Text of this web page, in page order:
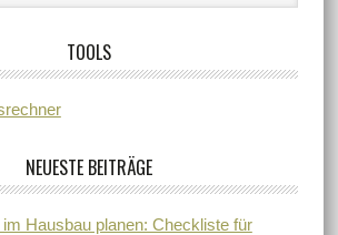
TOOLS
NEUESTE BEITRÄGE
Hausbau planen: Checkliste für